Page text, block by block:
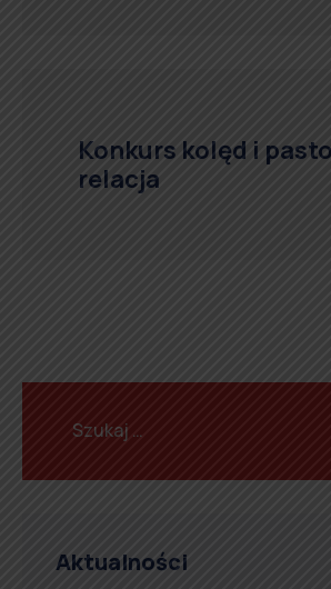
Konkurs kolęd i
relacja
Aktualności